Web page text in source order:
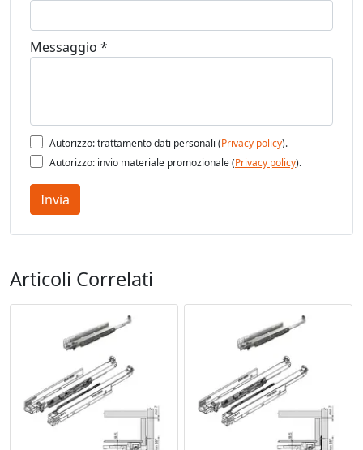
Messaggio *
Autorizzo: trattamento dati personali (Privacy policy).
Autorizzo: invio materiale promozionale (Privacy policy).
Invia
Articoli Correlati